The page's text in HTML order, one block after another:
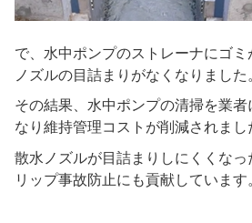
で、水中ポンプのストレーナにゴ
ノズルの目詰まりがなくなりました
その結果、水中ポンプの清掃を業者
なり維持管理コストが削減されまし
散水ノズルが目詰まりしにくくな
リップ事故防止にも貢献しています